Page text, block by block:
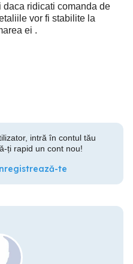
daca ridicati comanda de
vor fi stabilite la
ei .
intră în contul tău
ți rapid un cont nou!
te